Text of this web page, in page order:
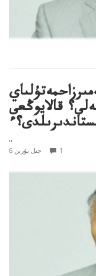
قالايوڭعى
..
6 جىل بۇرىن 1